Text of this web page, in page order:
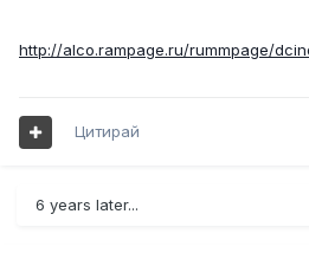
http://alco.rampage.ru/rummpage/
Цитирай
6 years later...